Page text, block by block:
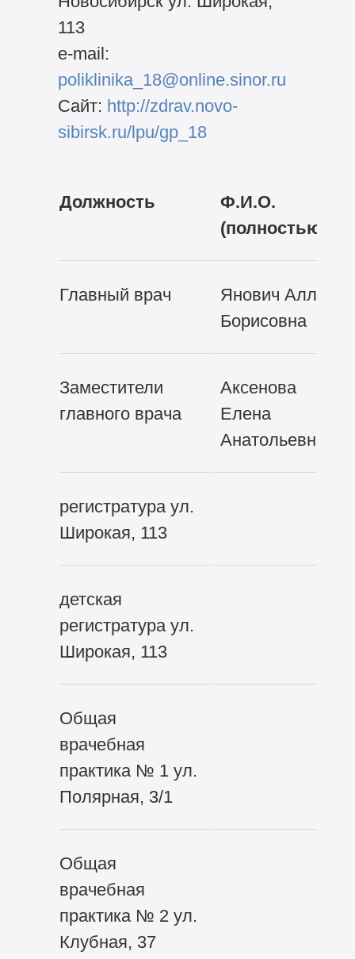
113
e-mail:
poliklinika_18@online.sinor.ru
Сайт: http://zdrav.novo-
sibirsk.ru/lpu/gp_18
Должность
Ф.И.О.
(полностью)
Главный врач
Янович Алла
Борисовна
Заместители
главного врача
Аксенова
Елена
Анатольевна
регистратура ул.
Широкая, 113
детская
регистратура ул.
Широкая, 113
Общая
врачебная
практика № 1 ул.
Полярная, 3/1
Общая
врачебная
практика № 2 ул.
Клубная, 37